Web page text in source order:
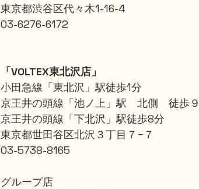
東京都渋谷区代々木1-16-4
03-6276-6172
「VOLTEX東北沢店」
小田急線「東北沢」駅徒歩1分
京王井の頭線「池ノ上」駅　北側　徒歩
京王井の頭線「下北沢」駅徒歩8分
東京都世田谷区北沢３丁目７−７
03-5738-8165
グループ店